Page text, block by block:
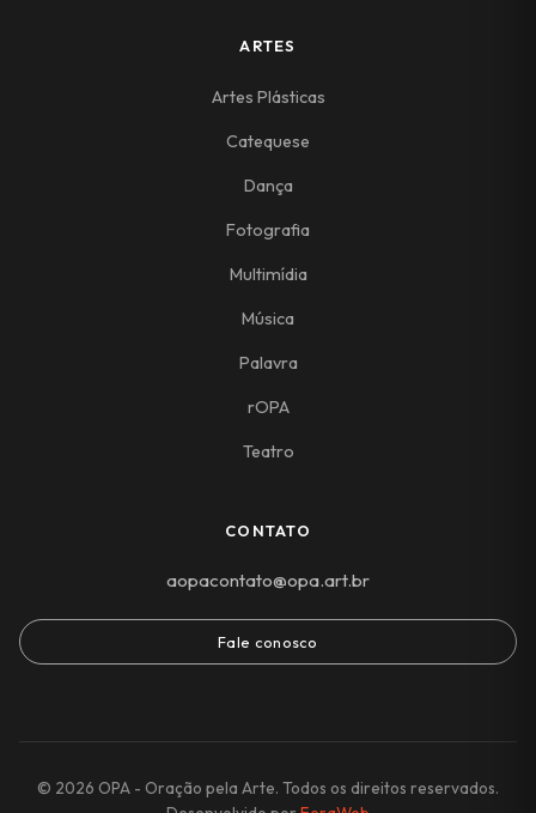
ARTES
Artes Plásticas
Catequese
Dança
Fotografia
Multimídia
Música
Palavra
rOPA
Teatro
CONTATO
aopacontato@opa.art.br
Fale conosco
© 2026 OPA - Oração pela Arte. Todos os direitos reservados.